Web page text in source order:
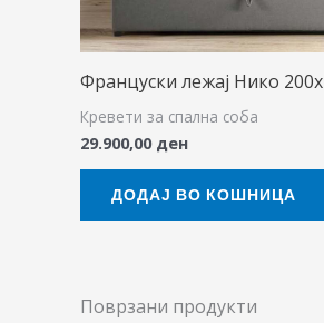
Француски лежај Нико
Кревети за спална соба
29.900,00 ден
ДОДАЈ ВО КОШНИЦА
Поврзани продукти